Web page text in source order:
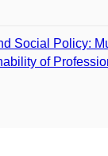
Social Policy:
of